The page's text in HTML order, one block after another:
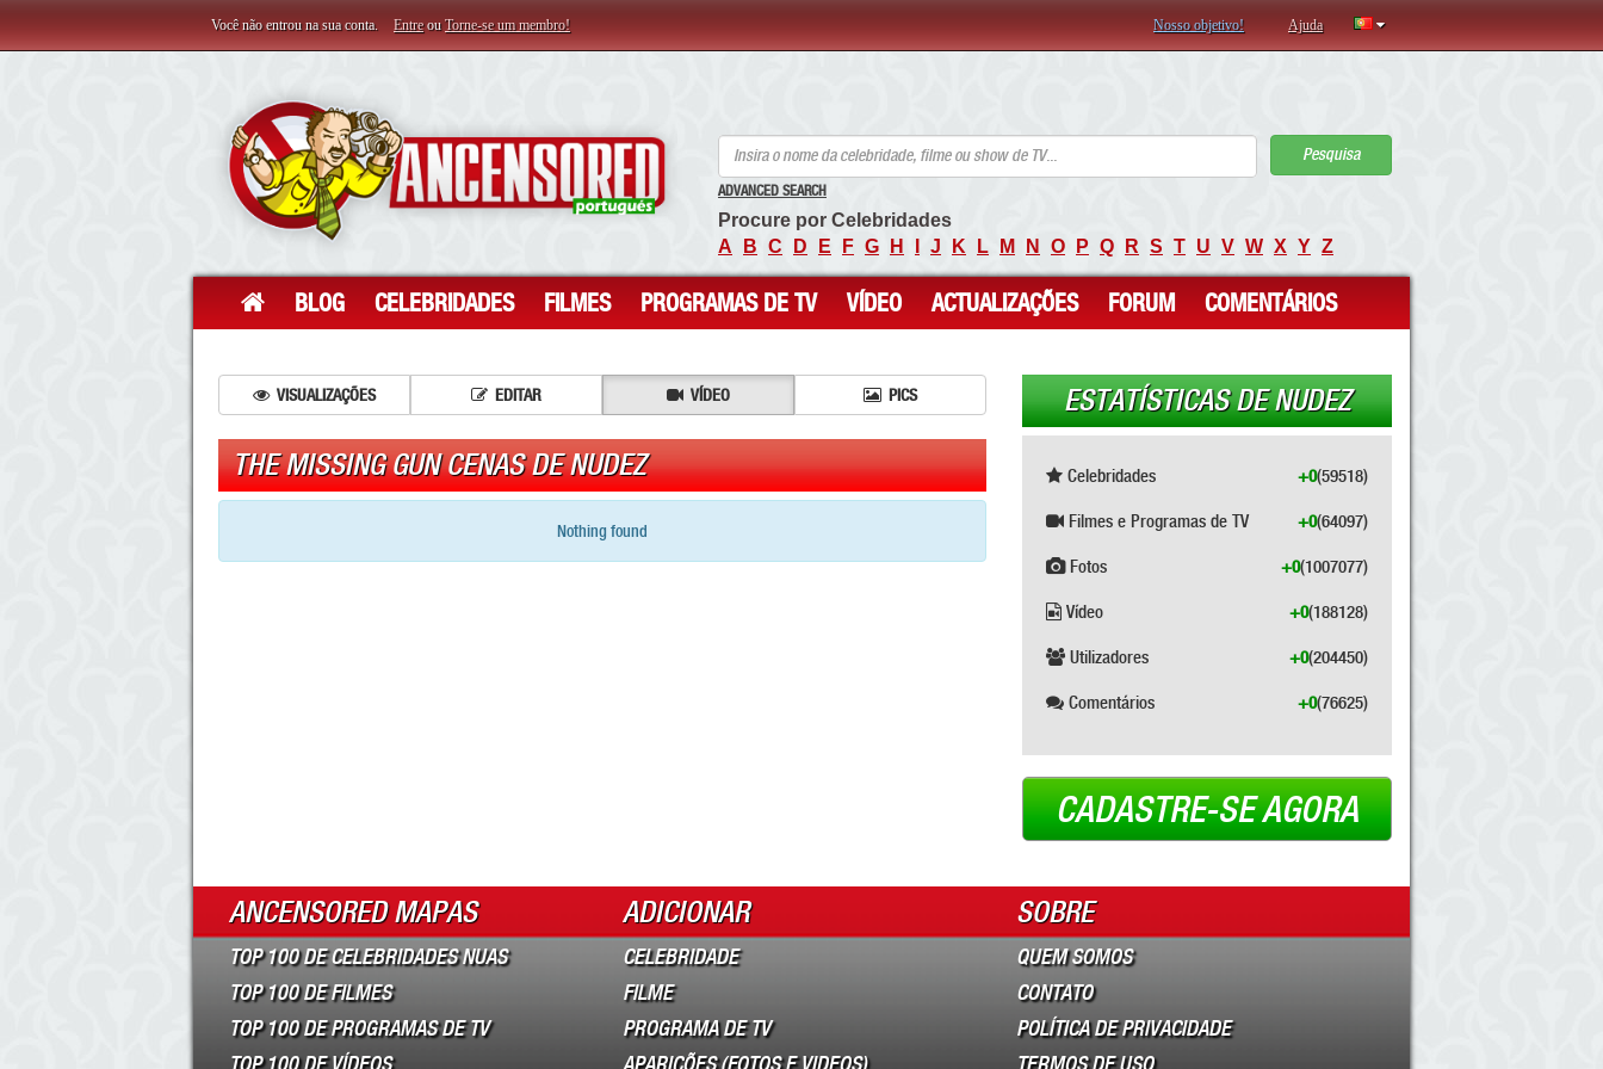
Você não entrou na sua conta. Entreou Torne-se um membro! Nosso objetivo! Ajuda
Pesquisa
ADVANCED SEARCH
Procure por Celebridades
A
B C D E F G H J K L M N O P Q R S T U V W X Y Z
BLOG CELEBRIDADES FILMES PROGRAMAS DE TV VÍDEO ACTUALIZAÇÕES FORUM COMENTÁRIOS
VISUALIZAÇÕES EDITAR VÍDEO PICS
THE MISSING GUN CENAS DE NUDEZ
Nothing found
ESTATÍSTICAS DE NUDEZ
Celebridades (59518)
+0
Filmes e Programas de TV (64097)
+0
Fotos (1007077)
+0
Vídeo (188128)
+0
Utilizadores (204450)
+0
Comentários (76625)
+0
CADASTRE-SE AGORA
ANCENSORED MAPAS
TOP 100 DE CELEBRIDADES NUAS
TOP 100 DE FILMES
TOP 100 DE PROGRAMAS DE TV
ADICIONAR
CELEBRIDADE
FILME
PROGRAMA DE TV
SOBRE
QUEM SOMOS
CONTATO
POLÍTICA DE PRIVACIDADE